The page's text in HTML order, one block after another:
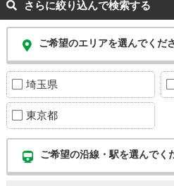
さらに絞り込んで検索する
ご希望のエリアを選んでくだ
埼玉県
東京都
ご希望の沿線・駅を選んでく